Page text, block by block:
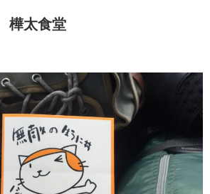
樺太食堂